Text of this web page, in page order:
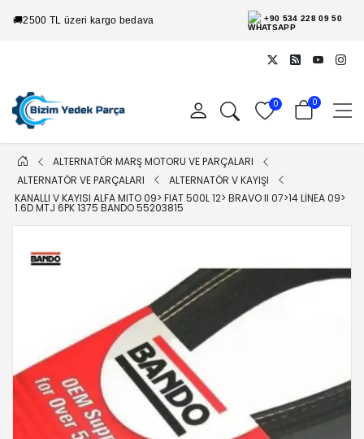
🚚2500 TL üzeri kargo bedava +90 534 228 09 50
0 0
ALTERNATÖR MARŞ MOTORU VE PARÇALARI
ALTERNATÖR VE PARÇALARI
ALTERNATÖR V KAYIŞI
KANALLI V KAYISI ALFA MITO 09> FIAT 500L 12> BRAVO II 07>14 LINEA 09>
1.6D MTJ 6PK 1375 BANDO 55203815